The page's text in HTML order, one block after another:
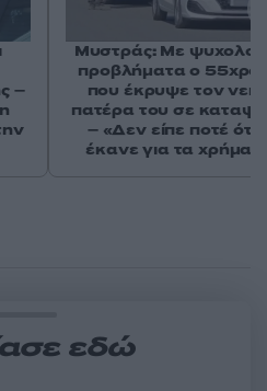
εδώ
–
Μυστράς: Με
προβλήματα ο
που έκρυψε τον
πατέρα του σε
– «Δεν είπε ποτέ ότι
έκανε για τα